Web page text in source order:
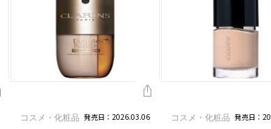
コスメ・化粧品 発売日：2026.03.06 コスメ・化粧品 発売日：